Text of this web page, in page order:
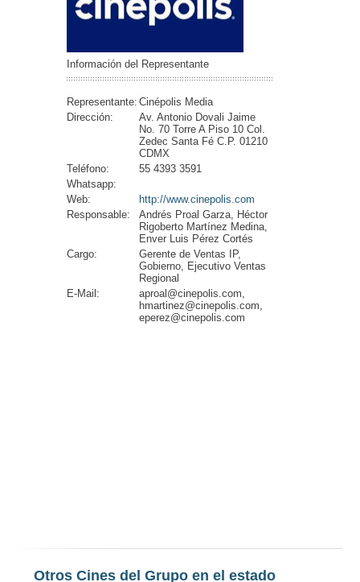
Información del Representante
Representante: Cinépolis Media
Dirección:
Av. Antonio Dovali Jaime
No. 70 Torre A Piso 10 Col.
Zedec Santa Fé C.P. 01210
CDMX
Teléfono:
55 4393 3591
Whatsapp:
Web:
http://www.cinepolis.com
Responsable:
Andrés Proal Garza, Héctor
Rigoberto Martínez Medina,
Enver Luis Pérez Cortés
Cargo:
Gerente de Ventas IP,
Gobierno, Ejecutivo Ventas
Regional
E-Mail:
aproal@cinepolis.com,
hmartinez@cinepolis.com,
eperez@cinepolis.com
Otros Cines del Grupo en el estado